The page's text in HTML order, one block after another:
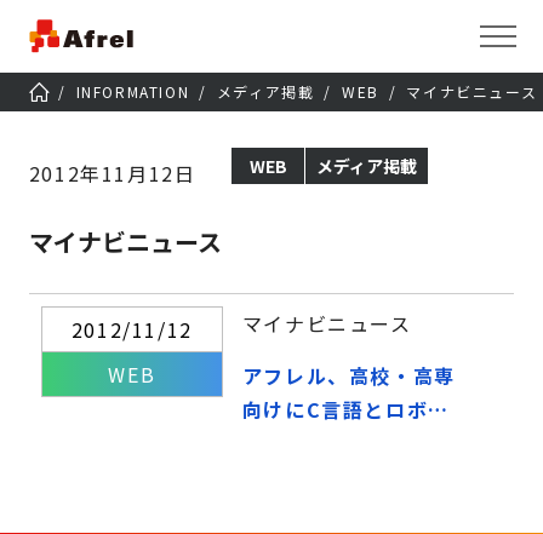
INFORMATION メディア掲載 WEB マイナビニュース
2012年11月12日 WEB メディア掲載
マイナビニュース
2012/11/12
WEB
マイナビニュース
アフレル、高校・高専
向けにC言語とロボッ